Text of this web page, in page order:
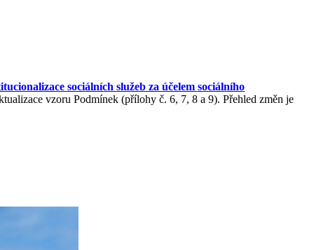
sociálních služeb za účelem sociálního
vzoru Podmínek (přílohy č. 6, 7, 8 a 9). Přehled změn je